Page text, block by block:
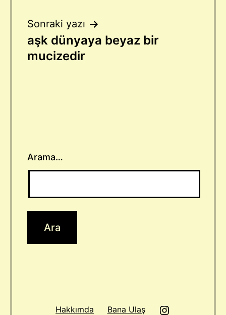
Sonraki yazı
aşk dünyaya beyaz bir
mucizedir
Arama…
Hakkımda Bana Ulaş